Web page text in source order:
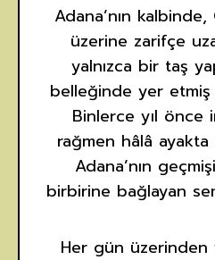
Adana’nın
üzerine zarifçe
yalnızca bir taş
belleğinde yer etmiş
Binlerce yıl önce
rağmen hâlâ
Adana’nın
birbirine bağlayan
Her gün üzerinden